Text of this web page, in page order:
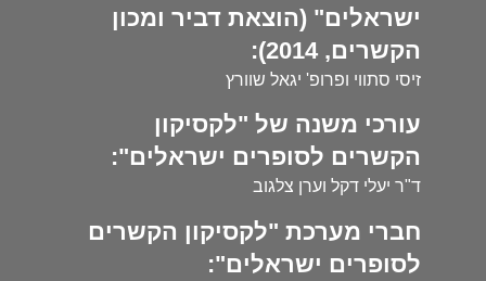
ישראלים" (הוצאת דביר ומכון
הקשרים, 2014):
זיסי סתווי ופרופ' יגאל שוורץ
עורכי משנה של "לקסיקון
הקשרים לסופרים ישראלים":
ד"ר יעלי דקל וערן צלגוב
חברי מערכת "לקסיקון הקשרים
לסופרים ישראלים":